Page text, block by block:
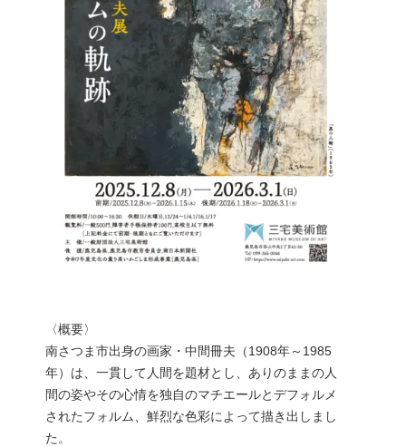
〈概要〉
南さつま市出身の画家・中間冊夫（1908年～1985
年）は、一貫して人間を題材とし、ありのままの人
間の姿やその心情を独自のマチエールとデフォルメ
されたフォルム、鮮烈な色彩によって描き出しまし
た。